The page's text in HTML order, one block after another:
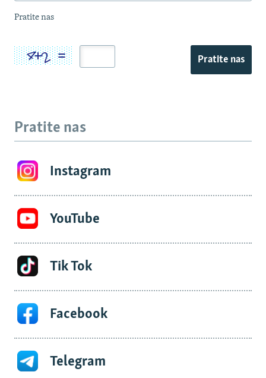
Pratite nas
Pratite nas
Pratite nas
Instagram
YouTube
Tik Tok
Facebook
Telegram